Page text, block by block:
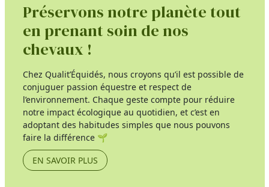
Préservons notre planète tout
en prenant soin de nos
chevaux !
Chez Qualit’Équidés, nous croyons qu’il est possible de
conjuguer passion équestre et respect de
l’environnement. Chaque geste compte pour réduire
notre impact écologique au quotidien, et c’est en
adoptant des habitudes simples que nous pouvons
faire la différence 🌱
EN SAVOIR PLUS